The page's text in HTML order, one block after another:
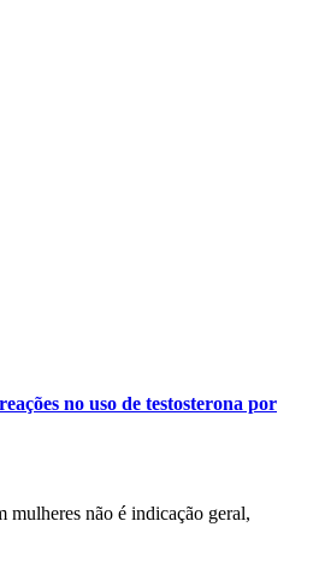
no uso de testosterona por
mulheres não é indicação geral,